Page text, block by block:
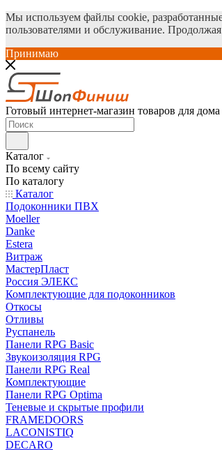
Мы используем файлы cookie,
пользователями и обслуживание.
Принимаю
Готовый интернет-магазин товаров для дома
Каталог
По всему сайту
По каталогу
Каталог
Подоконники ПВХ
Moeller
Danke
Estera
Витраж
МастерПласт
Россия ЭЛЕКС
Комплектующие для подоконников
Откосы
Отливы
Руспанель
Панели RPG Basic
Звукоизоляция RPG
Панели RPG Real
Комплектующие
Панели RPG Optima
Теневые и скрытые профили
FRAMEDOORS
LACONISTIQ
DECARO